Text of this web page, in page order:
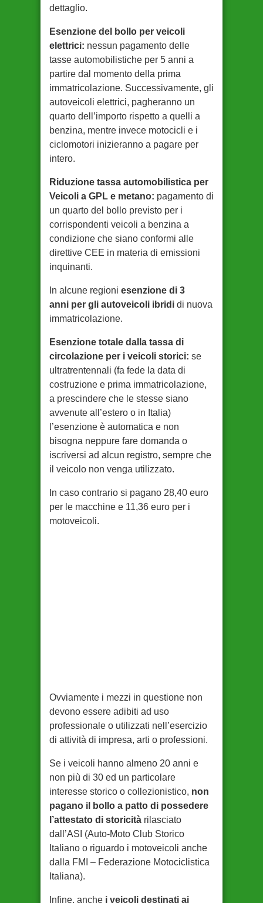
dettaglio.
Esenzione del bollo per veicoli
elettrici: nessun pagamento delle
tasse automobilistiche per 5 anni a
partire dal momento della prima
immatricolazione. Successivamente, gli
autoveicoli elettrici, pagheranno un
quarto dell’importo rispetto a quelli a
benzina, mentre invece motocicli e i
ciclomotori inizieranno a pagare per
intero.
Riduzione tassa automobilistica per
Veicoli a GPL e metano: pagamento di
un quarto del bollo previsto per i
corrispondenti veicoli a benzina a
condizione che siano conformi alle
direttive CEE in materia di emissioni
inquinanti.
In alcune regioni esenzione di 3
anni per gli autoveicoli ibridi di nuova
immatricolazione.
Esenzione totale dalla tassa di
circolazione per i veicoli storici: se
ultratrentennali (fa fede la data di
costruzione e prima immatricolazione,
a prescindere che le stesse siano
avvenute all’estero o in Italia)
l’esenzione è automatica e non
bisogna neppure fare domanda o
iscriversi ad alcun registro, sempre che
il veicolo non venga utilizzato.
In caso contrario si pagano 28,40 euro
per le macchine e 11,36 euro per i
motoveicoli.
Ovviamente i mezzi in questione non
devono essere adibiti ad uso
professionale o utilizzati nell’esercizio
di attività di impresa, arti o professioni.
Se i veicoli hanno almeno 20 anni e
non più di 30 ed un particolare
interesse storico o collezionistico, non
pagano il bollo a patto di possedere
l’attestato di storicità rilasciato
dall’ASI (Auto-Moto Club Storico
Italiano o riguardo i motoveicoli anche
dalla FMI – Federazione Motociclistica
Italiana).
Infine, anche i veicoli destinati ai